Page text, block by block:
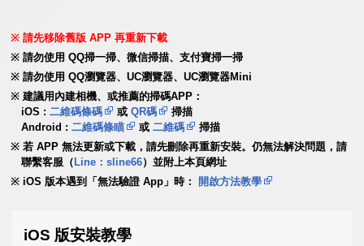
請先移除舊版 APP 再重新下載
請勿使用 QQ掃一掃、微信掃描、支付寶掃一掃
請勿使用 QQ瀏覽器、UC瀏覽器、UC瀏覽器Mini
建議用內建相機、或推薦的掃碼APP：
iOS :二維碼條碼 或QR碼
掃描
Android :二維碼條瞄 或二維碼
掃描
若 APP 無法更新或下載，請先刪除再重新安裝。仍無法解決問題，請
聯繫客服（ Line：sline66）並附上本頁網址
iOS 版本遇到「無法驗證 App」時：
開啟方法教學
iOS 版安裝教學